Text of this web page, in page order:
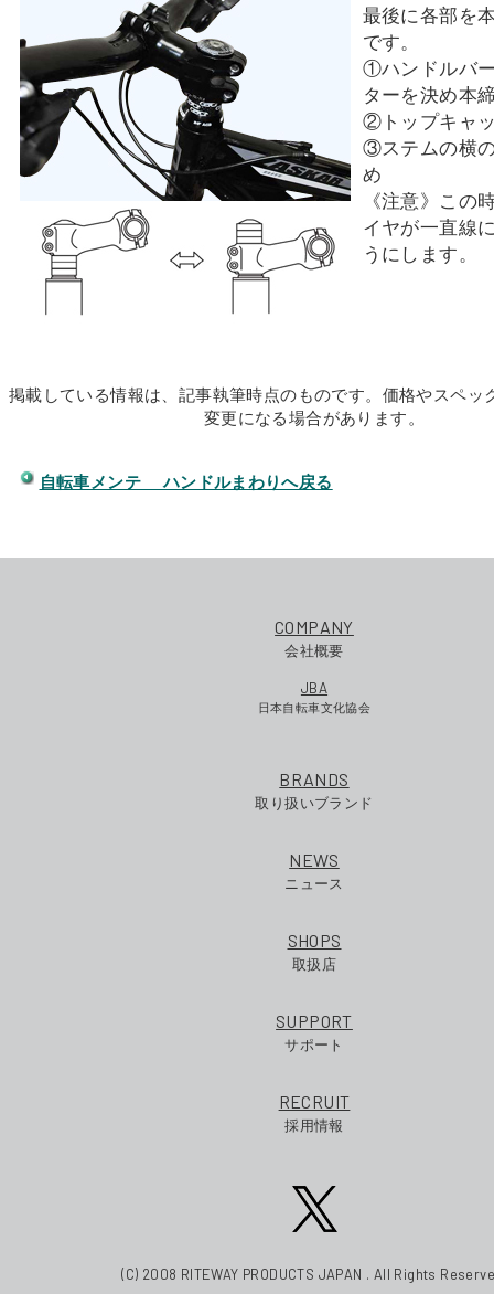
最後に各部を
です。
①ハンドルバ
ターを決め本
②トップキャ
③ステムの横
め
《注意》この
イヤが一直線
うにします。
掲載している情報は、記事執筆時点のものです。価格やスペッ
変更になる場合があります。
自転車メンテ ハンドルまわりへ戻る
COMPANY
会社概要
JBA
日本自転車文化協会
BRANDS
取り扱いブランド
NEWS
ニュース
SHOPS
取扱店
SUPPORT
サポート
RECRUIT
採用情報
(C) 2008 RITEWAY PRODUCTS JAPAN . All Rights